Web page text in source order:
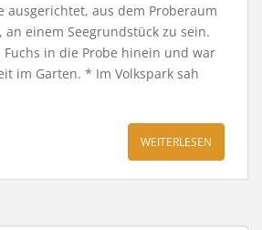
ausgerichtet, aus dem Proberaum
an einem Seegrundstück zu sein.
in die Probe hinein und war
im Garten. * Im Volkspark sah
WEITERLESEN